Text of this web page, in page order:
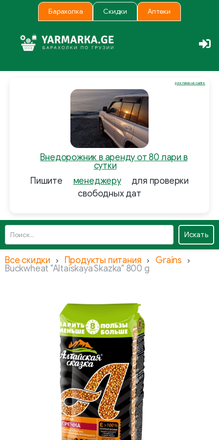
Барахолка Скидки Аптеки
Внедорожник в аренду от 80 лари в
сутки
Пишите
менеджеру
для проверки
свободных дат
реклама на сайте
Искать
Все скидки Продукты питания Grains
Buckwheat "Altaiskaya Skazka" 800 g